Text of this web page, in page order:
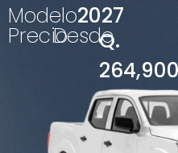
Modelo2027
PrecioDesde
Q.
264,900